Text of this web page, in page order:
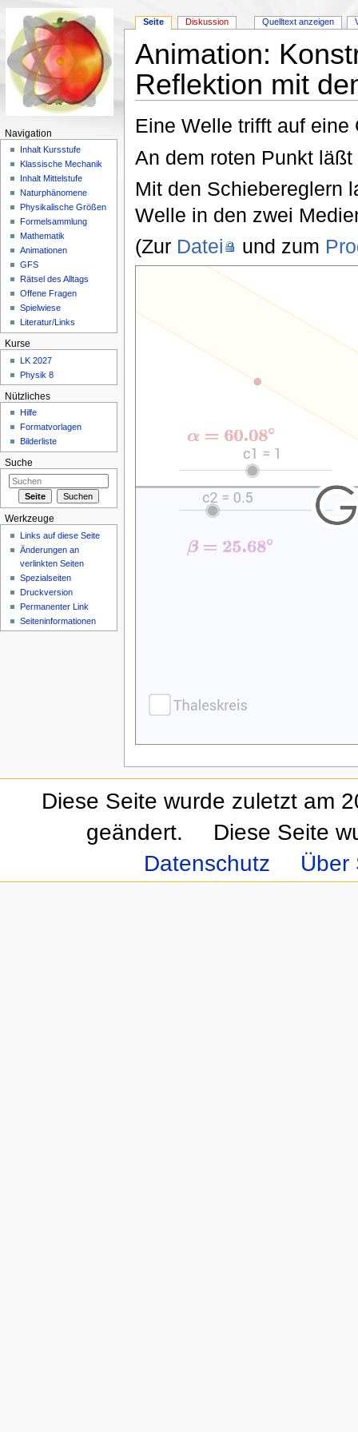
Animation:
Reflektion mit
Eine Welle trifft auf
An dem roten Punkt
Mit den Schiebereglern
Welle in den zwei
(Zur Datei und zum
Seite Diskussion Quelltext anzeigen
Navigation
Inhalt Kursstufe
Klassische Mechanik
Inhalt Mittelstufe
Naturphänomene
Physikalische Größen
Formelsammlung
Mathematik
Animationen
GFS
Rätsel des Alltags
Offene Fragen
Spielwiese
Literatur/Links
Kurse
LK 2027
Physik 8
Nützliches
Hilfe
Formatvorlagen
Bilderliste
Suche
Werkzeuge
Links auf diese Seite
Änderungen an
verlinkten Seiten
Spezialseiten
Druckversion
Permanenter Link
Seiteninformationen
Diese Seite wurde zuletzt am
geändert.
Diese Seite
Datenschutz
Über